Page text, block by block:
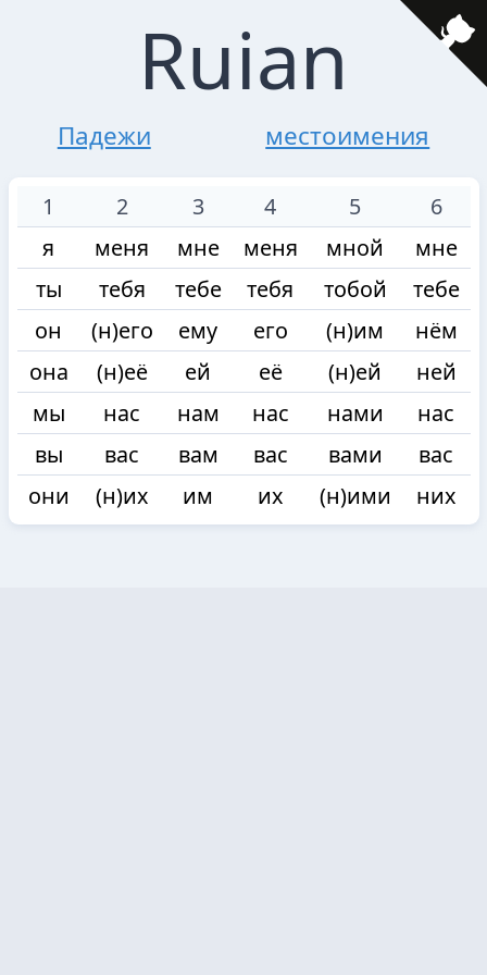
Ruian
Падежи местоимения
1 2 3 4 5
6
я
меня мне меня мной
мне
ты
тебя тебе тебя тобой
тебе
он
(н)его ему его (н)им
нём
она
(н)её ей её (н)ей
ней
мы
нас нам нас нами
нас
вы
вас вам вас вами
вас
они
(н)их им их (н)ими них